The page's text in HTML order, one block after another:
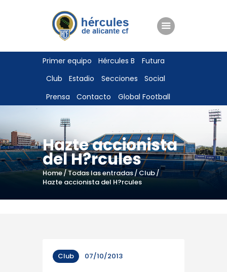
Primer equipo Hércules B
Futura
Club
Estadio Secciones
Social
Prensa
Contacto Global Football
Hazte accionista
del H?rcules
Home Todas las entradas
Club
Hazte accionista del H?rcules
ENTRADAS
TIENDA
HÉRCULESCF100
Club 07/10/2013